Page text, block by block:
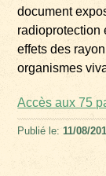
document
radioprotection
effets des
organismes
Accès aux 75
Publié le: 11/08/